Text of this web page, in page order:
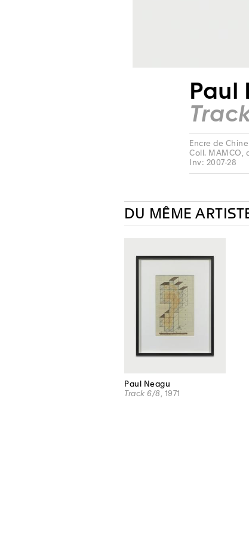
Paul
Encre de
Coll. MAMCO,
Inv: 2007-28
DU MÊME
Paul Neagu
Track 6/8 , 1971